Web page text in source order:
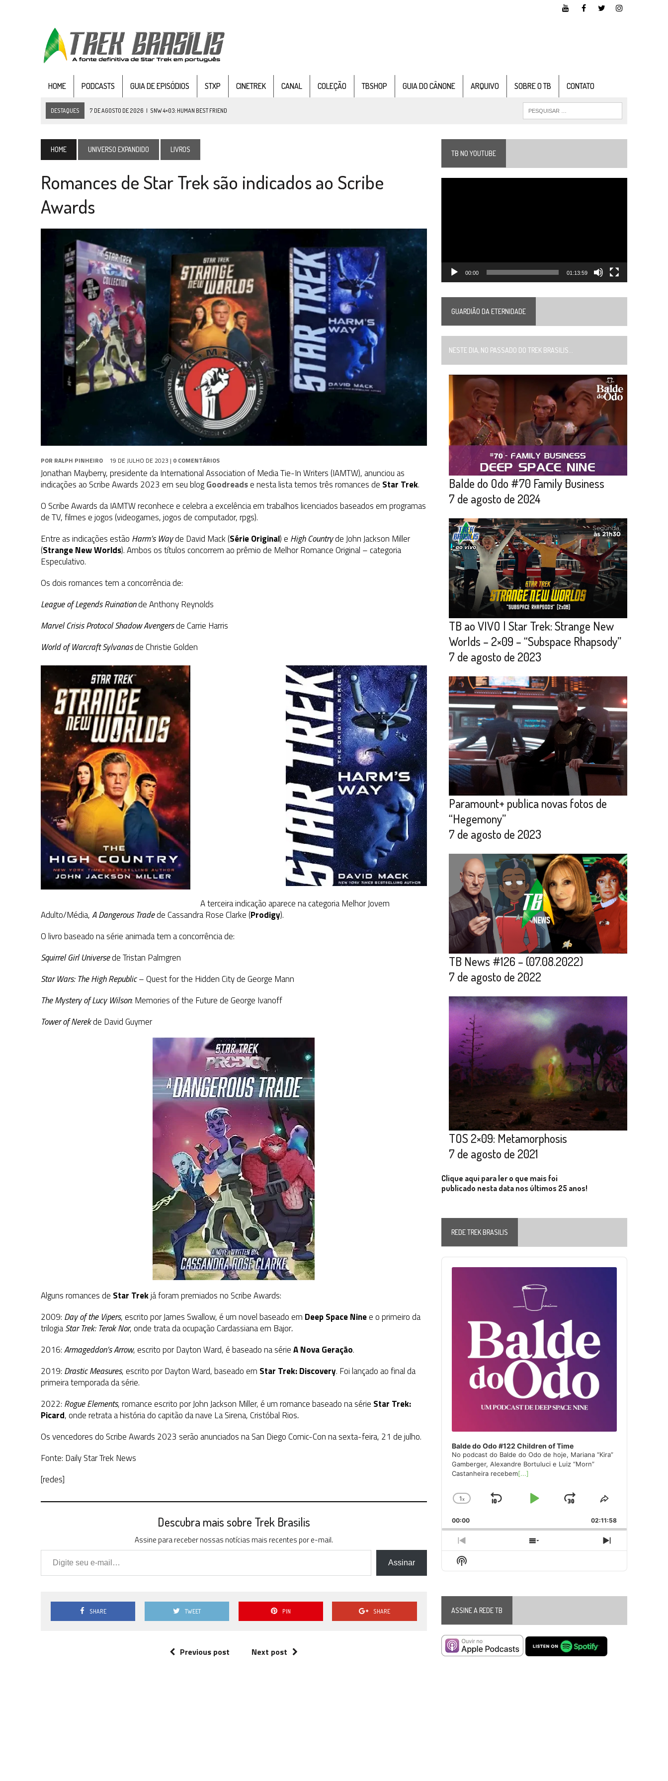
HOME PODCASTS GUIA DE EPISÓDIOS STXP CINETREK CANAL COLEÇÃO TBSHOP GUIA DO CÂNONE ARQUIVO SOBRE O TB CONTATO
DESTAQUES 7 DE AGOSTO DE 2026 | SNW 4×03: HUMAN BEST FRIEND
4 DE AGOSTO DE 2026 | REVISITANDO “HIDE AND Q” (TNG 1×09)
VEJA FOTOS DO TERCEIRO EPISÓDIO DA 4ª TEMPORADA DE STRANGE NEW WORDS
2 DE AGOSTO DE 2026
31 DE JULHO DE 2026 GRANDES JORNADAS | QUATRO EPISÓDIOS DE
7 DE AGOSTO DE 2026 | GRANDES JORNADAS | SEIS EPISÓDIOS DESTAR TREK SOBRE PATERNIDADE
HOME UNIVERSO EXPANDIDO LIVROS
Romances de Star Trek são indicados ao Scribe
Awards
POR RALPH PINHEIRO 19 DE JULHO DE 2023 | 0 COMENTÁRIOS
Jonathan Mayberry, presidente da International Association of Media Tie-In Writers (IAMTW), anunciou as
indicações ao Scribe Awards 2023 em seu blogGoodreadse nesta lista temos três romances de Star Trek.
O Scribe Awards da IAMTW reconhece e celebra a excelência em trabalhos licenciados baseados em programas
de TV, filmes e jogos (videogames, jogos de computador, rpgs).
Entre as indicações estão Harm’s Wayde David Mack (Série Original) e High Countryde John Jackson Miller
(Strange New Worlds). Ambos os títulos concorrem ao prêmio de Melhor Romance Original – categoria
Especulativo.
Os dois romances tem a concorrência de:
League of Legends Ruinationde Anthony Reynolds
Marvel Crisis Protocol Shadow Avengersde Carrie Harris
World of Warcraft Sylvanasde Christie Golden
A terceira indicação aparece na categoria Melhor Jovem
Adulto/Média,A Dangerous Tradede Cassandra Rose Clarke (Prodigy).
O livro baseado na série animada tem a concorrência de:
Squirrel Girl Universede Tristan Palmgren
Star Wars: The High Republic– Quest for the Hidden City de George Mann
The Mystery of Lucy Wilson: Memories of the Future de George Ivanoff
Tower of Nerekde David Guymer
Alguns romances de Star Trekjá foram premiados no Scribe Awards:
2009: Day of the Vipers, escrito por James Swallow, é um novel baseado em Deep Space Ninee o primeiro da
trilogiaStar Trek: Terok Nor, onde trata da ocupação Cardassiana em Bajor.
2016:Armageddon’s Arrow, escrito por Dayton Ward, é baseado na sérieA Nova Geração.
2019: Drastic Measures, escrito por Dayton Ward, baseado em Star Trek: Discovery. Foi lançado ao final da
primeira temporada da série.
2022: Rogue Elements, romance escrito por John Jackson Miller, é um romance baseado na série Star Trek:
Picard, onde retrata a história do capitão da nave La Sirena, Cristóbal Rios.
Os vencedores do Scribe Awards 2023 serão anunciados na San Diego Comic-Con na sexta-feira, 21 de julho.
Fonte: Daily Star Trek News
[redes]
Descubra mais sobre Trek Brasilis
Assine para receber nossas notícias mais recentes por e-mail.
Digite seu e-mail…
Assinar
SHARE TWEET PIN SHARE
Previous post Next post
TB NO YOUTUBE
00:00 01:13:59
GUARDIÃO DA ETERNIDADE
NESTE DIA, NO PASSADO DO TREK BRASILIS...
Balde do Odo #70 Family Business
7 de agosto de 2024
TB ao VIVO | Star Trek: Strange New
Worlds – 2×09 – “Subspace Rhapsody”
7 de agosto de 2023
Paramount+ publica novas fotos de
“Hegemony”
7 de agosto de 2023
TB News #126 – (07.08.2022)
7 de agosto de 2022
TOS 2×09: Metamorphosis
7 de agosto de 2021
Clique aqui para ler o que mais foi
publicado nesta data nos últimos 25 anos!
REDE TREK BRASILIS
Audio
Player
Balde do Odo #122 Children of Time
No podcast do Balde do Odo de hoje, Mariana “Kira”
Gamberger, Alexandre Bortuluci e Luiz “Morn”
Castanheira recebem[...]
Change
Rate
1x
Skip
Play
Jump
Forward
Share
Episode
00:00 02:11:58
Previous
Episode
Show
Next
Show
Podcast
ASSINE A REDE TB